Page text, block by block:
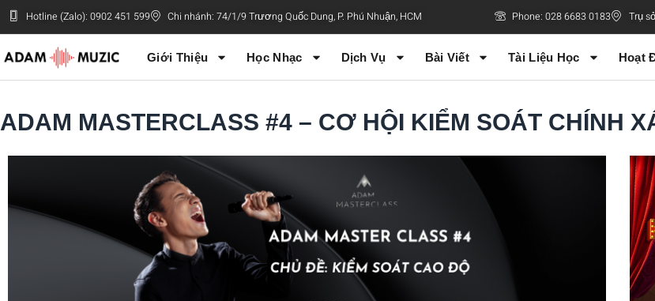
Hotline (Zalo): 0902 451 599 Chi nhánh: 74/1/9 Trương Quốc Dung, P. Phú Nhuận, HCM Phone: 028 6683 0183 Trụ
Giới Thiệu Học Nhạc Dịch Vụ Bài Viết Tài Liệu Học Hoạt
ADAM MASTERCLASS #4 – CƠ HỘI KIỂM SOÁT CHÍNH